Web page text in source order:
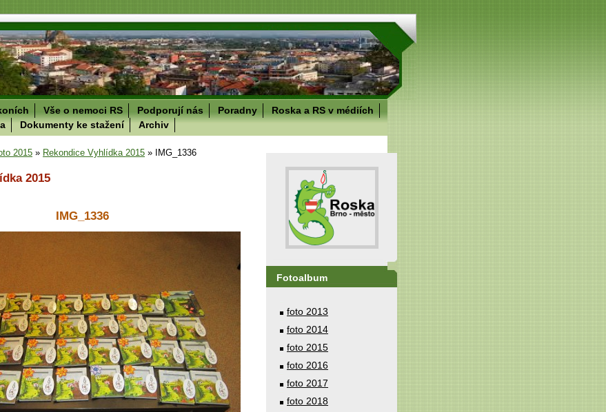
Vše o nemoci RS Podporují nás Poradny
Roska a RS v médiích
Dokumenty ke stažení Archiv
2015 » Rekondice Vyhlídka 2015 » IMG_1336
2015
IMG_1336
Fotoalbum
foto 2013
foto 2014
foto 2015
foto 2016
foto 2017
foto 2018